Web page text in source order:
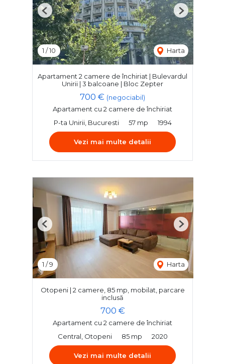
1 /10 Harta
Previous Next
Apartament 2 camere de închiriat | Bulevardul
Unirii | 3 balcoane | Bloc Zepter
700 € (negociabil)
Apartament cu 2 camere de închiriat
P-ta Unirii, Bucuresti
57 mp 1994
Vezi mai multe detalii
1 /9 Harta
Previous Next
Otopeni | 2 camere, 85 mp, mobilat, parcare
inclusă
700 €
Apartament cu 2 camere de închiriat
Central, Otopeni
85 mp 2020
Vezi mai multe detalii